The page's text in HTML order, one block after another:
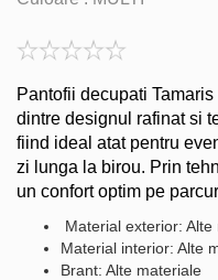
Pantofii decupati
dintre designul rafinat si
fiind ideal atat pentru
zi lunga la birou. Prin
un confort optim pe
Material exterior: Alte
Material interior: Alte
Brant: Alte materiale